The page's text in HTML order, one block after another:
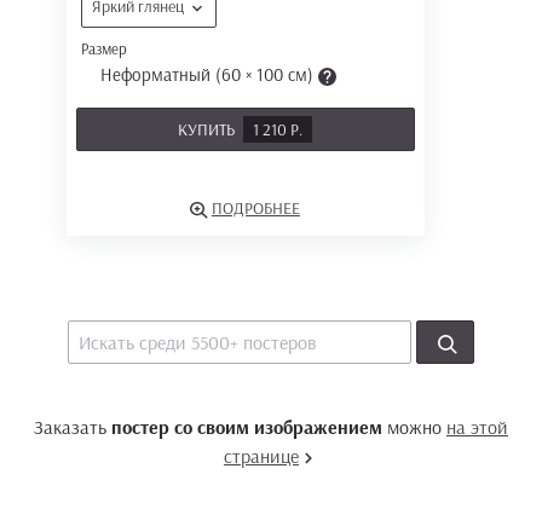
Яркий глянец
Размер
Неформатный (60 × 100 см)
КУПИТЬ 1 210 Р.
ПОДРОБНЕЕ
Заказать постер со своим изображением можно на этой
странице